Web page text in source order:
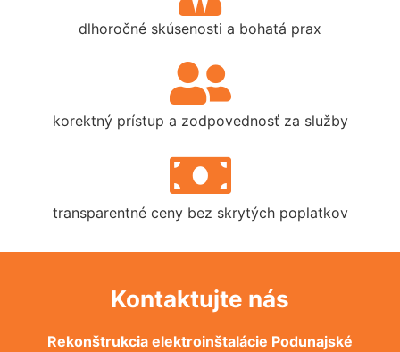
dlhoročné skúsenosti a bohatá prax
korektný prístup a zodpovednosť za služby
transparentné ceny bez skrytých poplatkov
Kontaktujte nás
Rekonštrukcia elektroinštalácie Podunajské